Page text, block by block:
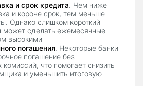
и срок кредита. Чем ниже
и короче срок, тем меньше
Однако слишком короткий
может сделать ежемесячные
высокими
погашения. Некоторые банки
погашение без
что помогает снизить
и уменьшить итоговую